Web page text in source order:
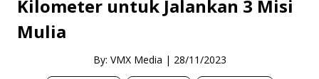
Kilometer untuk Jalankan 3 Misi
Mulia
By: VMX Media | 28/11/2023